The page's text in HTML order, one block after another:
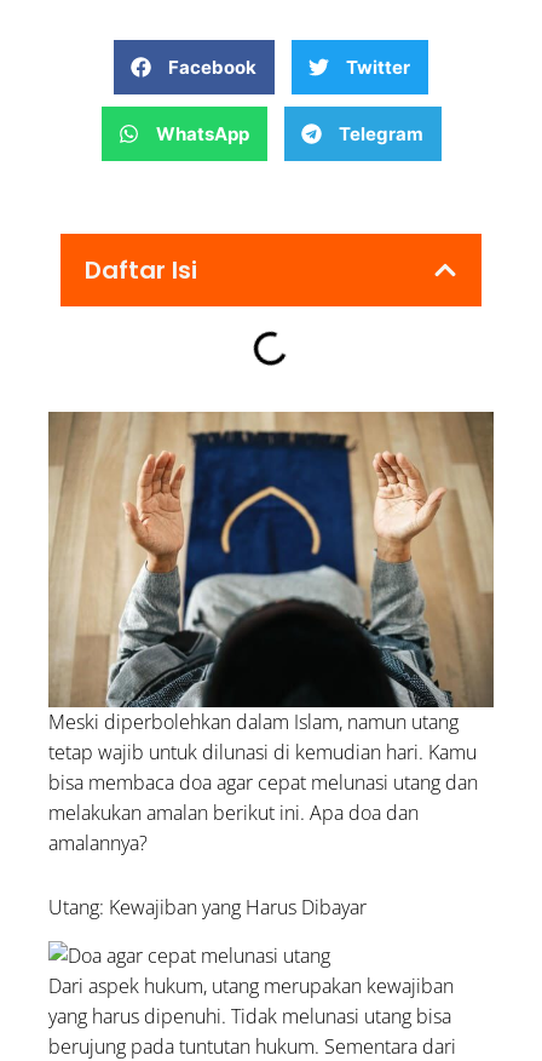
Facebook Twitter
WhatsApp Telegram
Daftar Isi
Meski diperbolehkan dalam Islam, namun utang
tetap wajib untuk dilunasi di kemudian hari. Kamu
bisa membaca doa agar cepat melunasi utang dan
melakukan amalan berikut ini. Apa doa dan
amalannya?
Utang: Kewajiban yang Harus Dibayar
Dari aspek hukum, utang merupakan kewajiban
yang harus dipenuhi. Tidak melunasi utang bisa
berujung pada tuntutan hukum. Sementara dari